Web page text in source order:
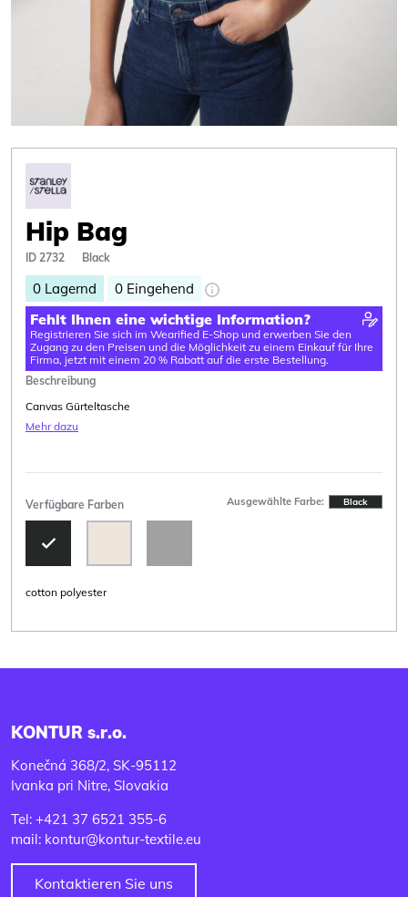
Hip Bag
ID 2732 Black
0 Lagernd 0 Eingehend
Fehlt Ihnen eine wichtige Information?
Registrieren Sie sich im Wearified E-Shop und erwerben Sie den
Zugang zu den Preisen und die Möglichkeit zu einem Einkauf für Ihre
Firma, jetzt mit einem 20 % Rabatt auf die erste Bestellung.
Beschreibung
Canvas Gürteltasche
Mehr dazu
Verfügbare Farben Ausgewählte Farbe: Black
cotton polyester
KONTUR s.r.o.
Konečná 368/2, SK-95112
Ivanka pri Nitre, Slovakia
Tel: +421 37 6521 355-6
mail: kontur@kontur-textile.eu
Kontaktieren Sie uns